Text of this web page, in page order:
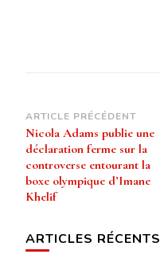
Navigation
d’article
ARTICLE PRÉCÉDENT
Nicola Adams publie une
déclaration ferme sur la
controverse entourant la
boxe olympique d’Imane
Khelif
ARTICLES RÉCENTS